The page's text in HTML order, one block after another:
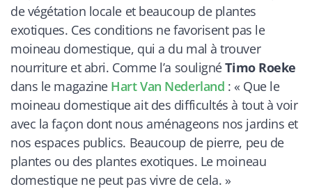
de végétation locale et beaucoup de plantes
exotiques. Ces conditions ne favorisent pas le
moineau domestique, qui a du mal à trouver
nourriture et abri. Comme l’a soulignéTimo Roeke
dans le magazine Hart Van Nederland : « Que le
moineau domestique ait des difficultés à tout à voir
avec la façon dont nous aménageons nos jardins et
nos espaces publics. Beaucoup de pierre, peu de
plantes ou des plantes exotiques. Le moineau
domestique ne peut pas vivre de cela. »